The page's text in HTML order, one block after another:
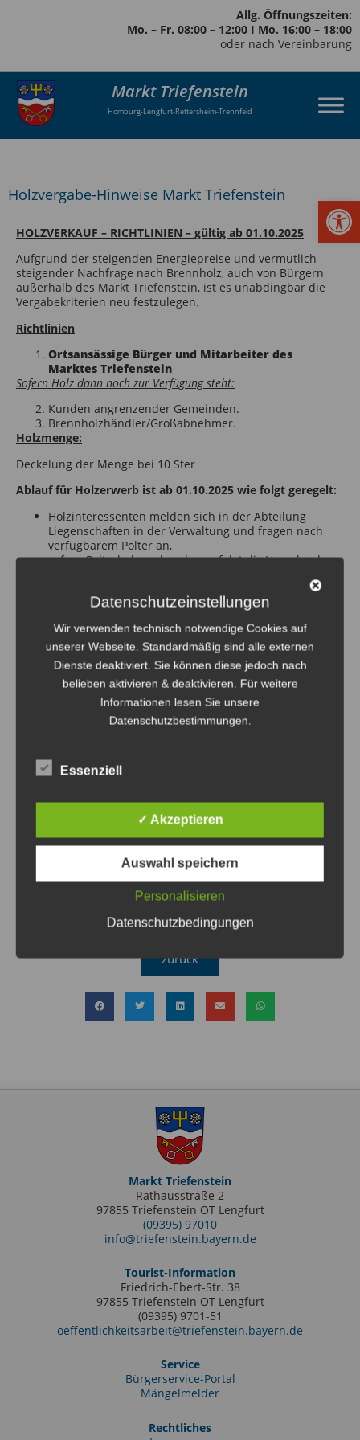
Allg. Öffnungszeiten:
Mo. – Fr. 08:00 – 12:00 I Mo. 16:00 – 18:00
oder nach Vereinbarung
Markt Triefenstein
Homburg-Lengfurt-Rettersheim-Trennfeld
Holzvergabe-Hinweise Markt Triefenstein
HOLZVERKAUF – RICHTLINIEN – gültig ab 01.10.2025
Aufgrund der steigenden Energiepreise und vermutlich
steigender Nachfrage nach Brennholz, auch von Bürgern
außerhalb des Markt Triefenstein, ist es unabdingbar die
Vergabekriterien neu festzulegen.
Richtlinien
Ortsansässige Bürger und Mitarbeiter des
Marktes Triefenstein
Sofern Holz dann noch zur Verfügung steht:
Kunden angrenzender Gemeinden.
Brennholzhändler/Großabnehmer.
Holzmenge:
Deckelung der Menge bei 10 Ster
Ablauf für Holzerwerb ist ab 01.10.2025 wie folgt geregelt:
Holzinteressenten melden sich in der Abteilung
Liegenschaften in der Verwaltung und fragen nach
verfügbarem Polter an,
sofern Polterholz vorhanden, erfolgt die Vergabe dann
Hinweisblatt (Holzaufbereitung im Wald erfolgt
Vorkasse, Nachweis für den Erwerber für KFZ
etc.)
Voraussetzung Motorsägenschein
46,-/Ster
44,-/Ster
28,-/Ster
Wenn Sie an Brennholz Interessiert sind melden Sie sich
Liegenschaftsverwaltung, Fr. Foh 09395 -9701-35
Download
Hinweisblatt „Brennholz“
zurück
Markt Triefenstein
Rathausstraße 2
97855 Triefenstein OT Lengfurt
(09395) 97010
info@triefenstein.bayern.de
Tourist-Information
Friedrich-Ebert-Str. 38
97855 Triefenstein OT Lengfurt
(09395) 9701-51
oeffentlichkeitsarbeit@triefenstein.bayern.de
Service
Bürgerservice-Portal
Mängelmelder
Rechtliches
Datenschutzeinstellungen
Wir verwenden technisch notwendige Cookies auf
unserer Webseite. Standardmäßig sind alle externen
Dienste deaktiviert. Sie können diese jedoch nach
belieben aktivieren & deaktivieren. Für weitere
Informationen lesen Sie unsere
Datenschutzbestimmungen.
Essenziell
✓ Akzeptieren
Auswahl speichern
Personalisieren
Datenschutzbedingungen